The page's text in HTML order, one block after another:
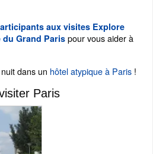
aux visites Explore
du Grand Paris pour vous aider à
dans un hôtel atypique à Paris !
Paris